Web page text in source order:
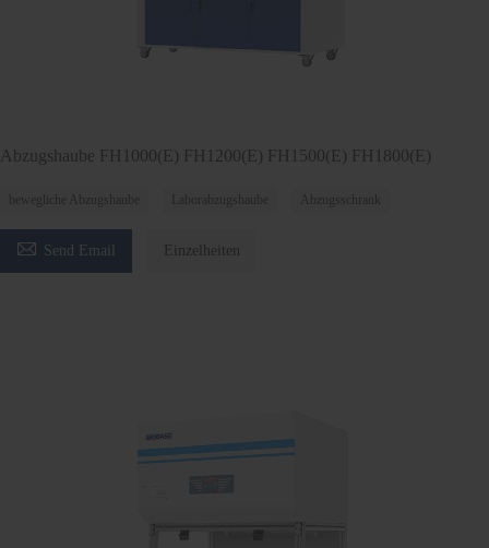
Abzugshaube FH1000(E) FH1200(E) FH1500(E) FH1800(E)
bewegliche Abzugshaube Laborabzugshaube Abzugsschrank
 Send Email Einzelheiten